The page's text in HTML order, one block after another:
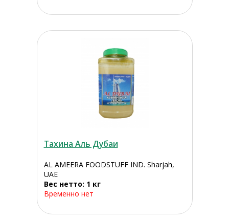
Тахина Аль Дубаи
AL AMEERA FOODSTUFF IND. Sharjah,
UAE
Вес нетто: 1 кг
Временно нет